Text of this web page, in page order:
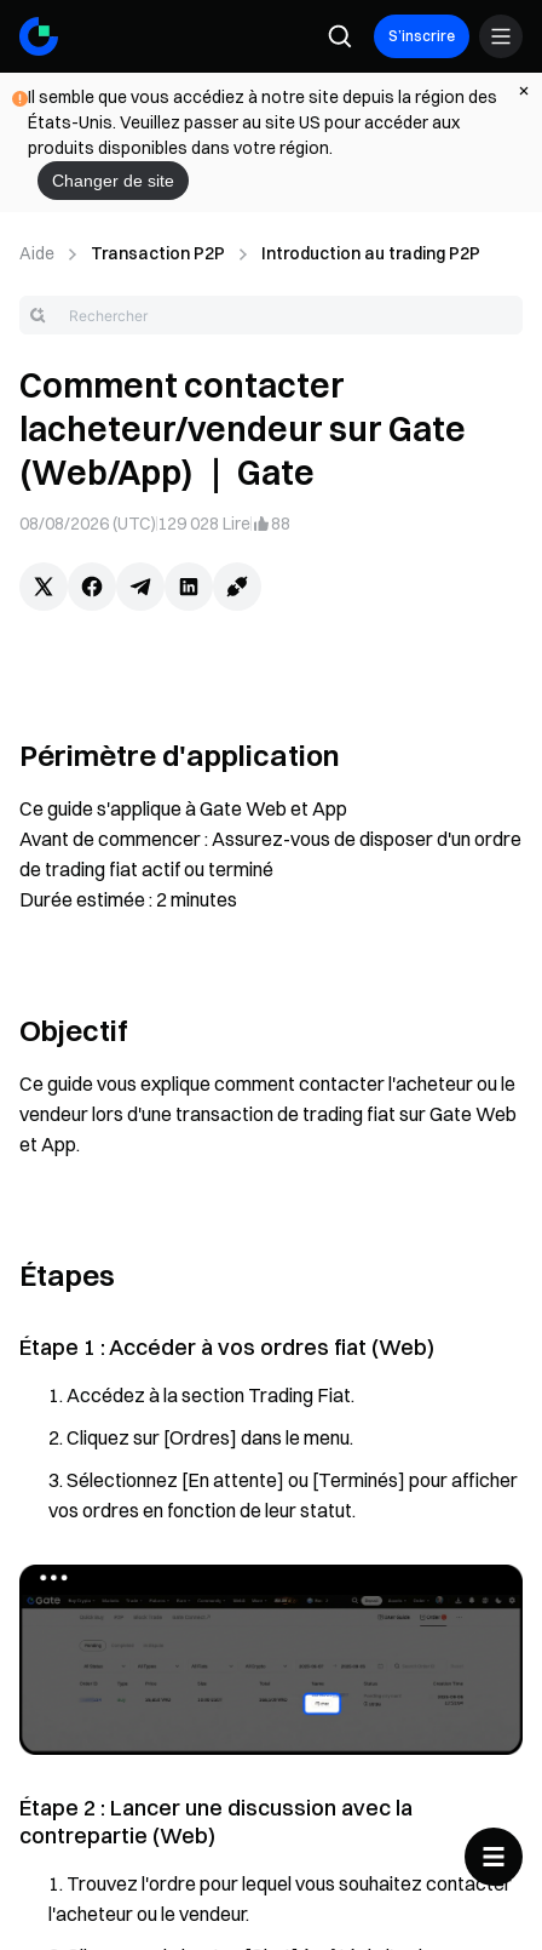
S’inscrire
Il semble que vous accédiez à notre site depuis la région des
États-Unis. Veuillez passer au site US pour accéder aux
produits disponibles dans votre région.
Changer de site
Aide Transaction P2P Introduction au trading P2P
Comment contacter
lacheteur/vendeur sur Gate
(Web/App) ｜ Gate
08/08/2026 (UTC) 129 028 Lire 88
Périmètre d'application
Ce guide s'applique à Gate Web et App
Avant de commencer : Assurez-vous de disposer d'un ordre
de trading fiat actif ou terminé
Durée estimée : 2 minutes
Objectif
Ce guide vous explique comment contacter l'acheteur ou le
vendeur lors d'une transaction de trading fiat sur Gate Web
et App.
Étapes
Étape 1 : Accéder à vos ordres fiat (Web)
Accédez à la section Trading Fiat.
Cliquez sur [Ordres] dans le menu.
Sélectionnez [En attente] ou [Terminés] pour afficher
vos ordres en fonction de leur statut.
Étape 2 : Lancer une discussion avec la
contrepartie (Web)
Trouvez l'ordre pour lequel vous souhaitez contacter
l'acheteur ou le vendeur.